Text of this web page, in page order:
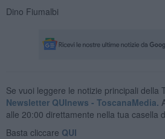
Dino Fiumalbi
Se vuoi leggere le notizie principali della
Newsletter QUInews - ToscanaMedia.
alle 20:00 direttamente nella tua casella
Basta cliccare QUI